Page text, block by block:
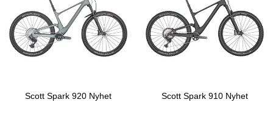
Scott Spark 920 Nyhet Scott Spark 910 Nyhet